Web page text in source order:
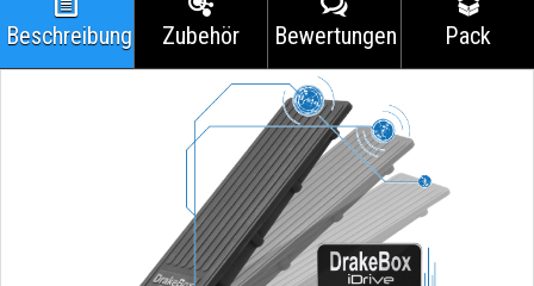
Beschreibung Zubehör Bewertungen Pack